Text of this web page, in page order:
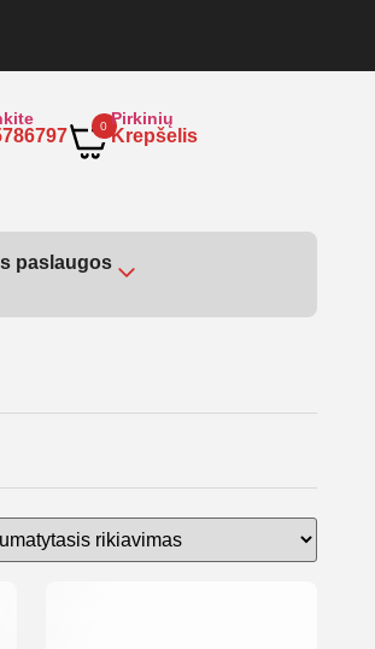
0 Pirkinių
Krepšelis
paslaugos